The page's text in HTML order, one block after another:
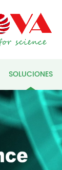
SOLUCIONES